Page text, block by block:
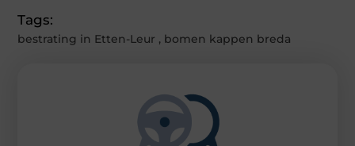
Tags:
bestrating in Etten-Leur , bomen kappen breda